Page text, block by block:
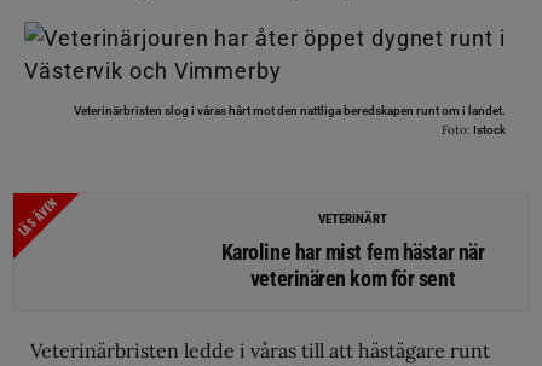
Veterinärbristen slog i våras hårt mot den nattliga beredskapen runt om i landet.
Foto: Istock
LÄS ÄVEN VETERINÄRT
Karoline har mist fem hästar när
veterinären kom för sent
Veterinärbristen ledde i våras till att hästägare runt